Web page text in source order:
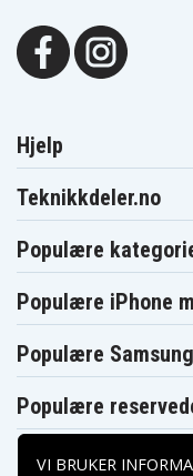
Hjelp
Teknikkdeler.no
Populære
Populære iPhone
Populære
Populære
VI BRUKER